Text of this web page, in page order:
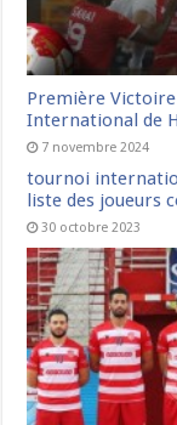
Première
International de
7 novembre 2024
tournoi
liste des joueurs
30 octobre 2023